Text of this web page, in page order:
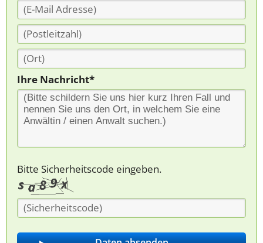
Ihre Nachricht*
Bitte Sicherheitscode eingeben.